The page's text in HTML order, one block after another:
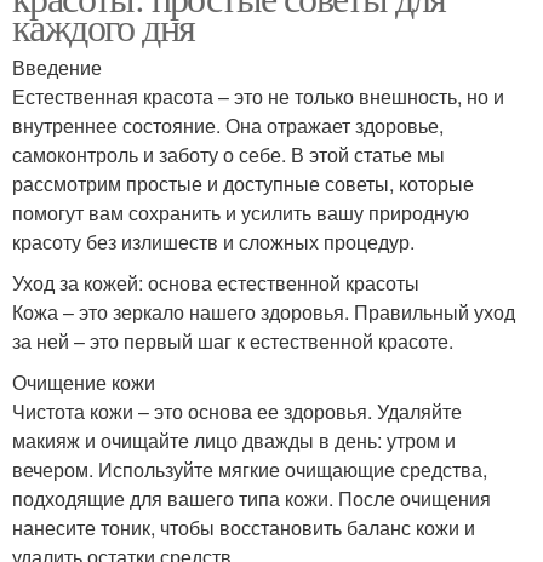
каждого дня
Введение
Естественная красота – это не только внешность, но и
внутреннее состояние. Она отражает здоровье,
самоконтроль и заботу о себе. В этой статье мы
рассмотрим простые и доступные советы, которые
помогут вам сохранить и усилить вашу природную
красоту без излишеств и сложных процедур.
Уход за кожей: основа естественной красоты
Кожа – это зеркало нашего здоровья. Правильный уход
за ней – это первый шаг к естественной красоте.
Очищение кожи
Чистота кожи – это основа ее здоровья. Удаляйте
макияж и очищайте лицо дважды в день: утром и
вечером. Используйте мягкие очищающие средства,
подходящие для вашего типа кожи. После очищения
нанесите тоник, чтобы восстановить баланс кожи и